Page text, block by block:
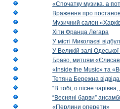
«Спочатку музика, а
Враження про
Музичний салон
Хіти Франца Легара
У місті Миколаєві
У Великій залі
Браво, митцям
«Inside the Music» та
Тетяна Бережна
“В тобі, о пісне
“Весняні барви”
«Перлини оперети»